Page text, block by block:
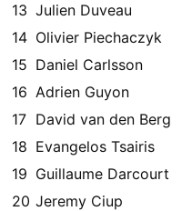
13 Julien Duveau
14 Olivier Piechaczyk
15 Daniel Carlsson
16 Adrien Guyon
17 David van den Berg
18 Evangelos Tsairis
19 Guillaume Darcourt
20 Jeremy Ciup